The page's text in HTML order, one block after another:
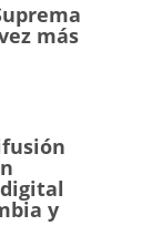
más
y